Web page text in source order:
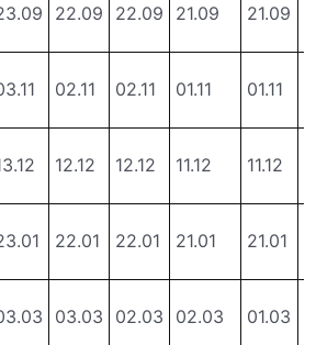
22.09 22.09 21.09 21.09
02.11 02.11 01.11 01.11
12.12 12.12 11.12 11.12
22.01 22.01 21.01 21.01
03.03 02.03 02.03 01.03